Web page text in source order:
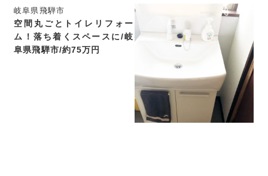
岐阜県飛騨市
空間丸ごとトイレリフォー
ム！落ち着くスペースに/岐
阜県飛騨市/約75万円